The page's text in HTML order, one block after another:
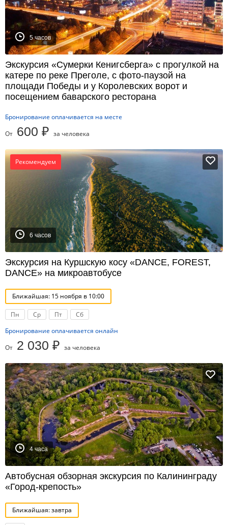
5 часов
Экскурсия «Сумерки Кенигсберга» с прогулкой на
катере по реке Преголе, с фото-паузой на
площади Победы и у Королевских ворот и
посещением баварского ресторана
Бронирование оплачивается на месте
От 600 ₽ за человека
Рекомендуем
6 часов
Экскурсия на Куршскую косу «DANCE, FOREST,
DANCE» на микроавтобусе
Ближайшая: 15 ноября в 10:00
Пн Ср Пт
Сб
Бронирование оплачивается онлайн
От 2 030 ₽ за человека
4 часа
Автобусная обзорная экскурсия по Калининграду
«Город-крепость»
Ближайшая: завтра